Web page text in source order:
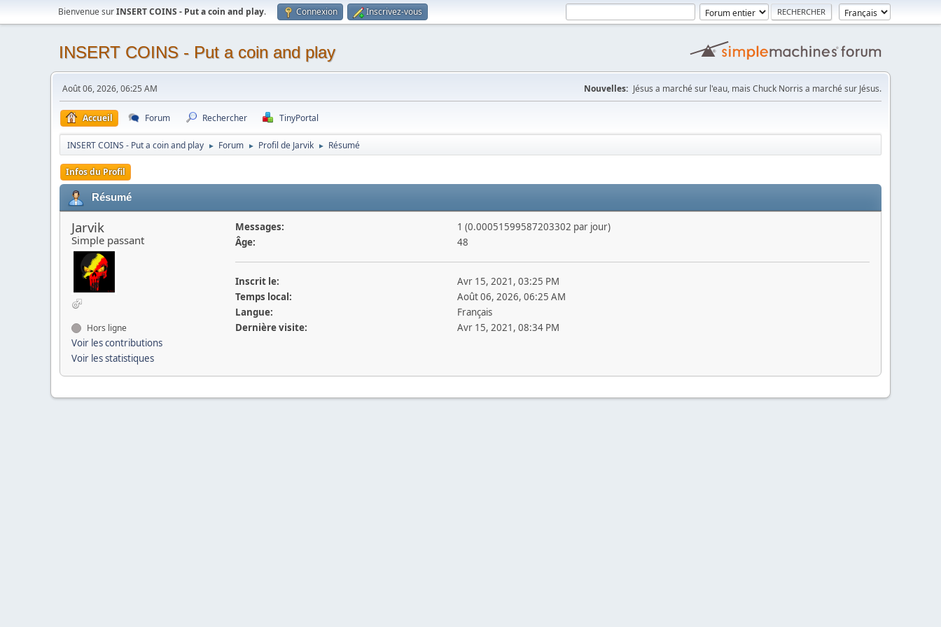
Bienvenue surINSERT COINS - Put a coin and play. Connexion Inscrivez-vous
INSERT COINS - Put a coin and play
Août 06, 2026, 06:25 AM Nouvelles: Jésus a marché sur l'eau, mais Chuck Norris a marché sur Jésus.
Accueil Forum Rechercher TinyPortal
INSERT COINS - Put a coin and play ► Forum ► Profil de Jarvik ► Résumé
Infos du Profil
Résumé
Jarvik
Simple passant
Hors ligne
Voir les contributions
Voir les statistiques
Messages:
1 (0.00051599587203302 par jour)
Âge:
48
Inscrit le:
Avr 15, 2021, 03:25 PM
Temps local:
Août 06, 2026, 06:25 AM
Langue:
Français
Dernière visite:
Avr 15, 2021, 08:34 PM